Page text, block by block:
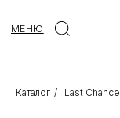
Каталог / Last Chance